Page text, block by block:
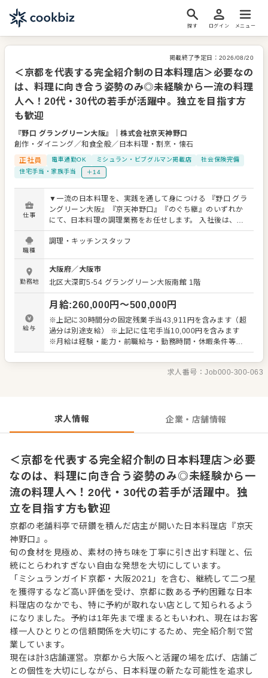
探す ログイン メニュー
掲載終了予定日： 2026/08/20
＜京都を代表する完全紹介制の日本料理店＞必要なの
は、料理に向き合う姿勢のみ◎未経験から一流の料理
人へ！20代・30代の若手が活躍中。独立を目指す方
も歓迎
『野口 グラングリーン大阪』 ｜株式会社京天神野口
創作・ダイニング／和食全般／日本料理・割烹・懐石
正社員
電車通勤OK ミシュラン・ビブグルマン掲載店
社会保険完備
住宅手当・家族手当
＋14
仕事
▼一流の日本料理を、実践を通して身につける 『野口 グラ
ングリーン大阪』『京天神野口』『のぐち継』のいずれか
にて、日本料理の調理業務をお任せします。 入社後は、経
験や技術に合わせた仕事からスタート。未経験の方には、
包丁の握り方や食材の扱い方から丁寧にお教えします。先
け、発注などを一つずつ学び、徐々に担当できる仕事を増
やしていきましょう。 【主な仕事内容】 ・食材の下処理、
仕込み ・調理、盛り付け ・食材の発注、在庫管理 ・調理
器具の洗浄、厨房内の清掃 ・衛生管理 ・カウンターでの調
理、接客 ・店舗運営に関わる業務 など 経験をお持ちの方
には、これまで培った技術や得意分野を考慮し、早い段階
から調理をお任せします。食材に積極的に触れながら、素
材の見極め方や料理全般の知識を深められる環境です。 当
ん。年齢や社歴にかかわらず、意欲のある方には実践の機
会を積極的に提供します！カウンターでは、お客様の表情
けでなく、接客や発注、店舗運営まで幅広く学びながら、
一人前の料理人を目指せます。
職種
調理・キッチンスタッフ
勤務地
大阪府／ 大阪市
北区大深町5-54 グラングリーン大阪南館 1階
給与
月給:260,000円〜500,000円
※上記に30時間分の固定残業手当43,911円を含みます（超
過分は別途支給） ※上記に住宅手当10,000円を含みます
※月給は経験・能力・前職給与・勤務時間・休暇条件等に
応じて決定します ※試用期間1ヶ月：条件の変更はありま
せん ＜年収例＞ 年収約380万円：経験3年目／20代前半 年
収約580万円：経験15年目／30代前半求人番号：Job000-300-063
求人情報 企業・店舗情報
＜京都を代表する完全紹介制の日本料理店＞必要
なのは、料理に向き合う姿勢のみ◎未経験から一
流の料理人へ！20代・30代の若手が活躍中。独
立を目指す方も歓迎
京都の老舗料亭で研鑽を積んだ店主が開いた日本料理店『京天
神野口』。
旬の食材を見極め、素材の持ち味を丁寧に引き出す料理と、伝
統にとらわれすぎない自由な発想を大切にしています。
「ミシュランガイド京都・大阪2021」を含む、継続して二つ星
を獲得するなど高い評価を受け、京都に数ある予約困難な日本
料理店のなかでも、特に予約が取れない店として知られるよう
になりました。予約は1年先まで埋まるともいわれ、現在はお客
様一人ひとりとの信頼関係を大切にするため、完全紹介制で営
業しています。
現在は計3店舗運営。京都から大阪へと活躍の場を広げ、店舗ご
との個性を大切にしながら、日本料理の新たな可能性を追求し